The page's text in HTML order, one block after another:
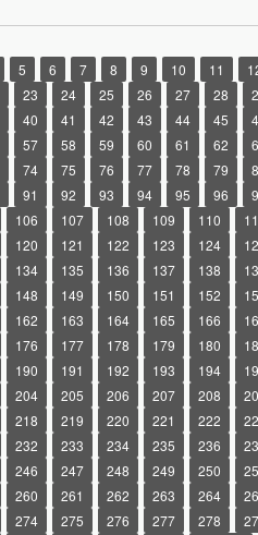
5 6 7 8 9 10 11
23 24 25 26 27 28
40 41 42 43 44 45
57 58 59 60 61 62
74 75 76 77 78 79
91 92 93 94 95 96
106 107 108 109 110
120 121 122 123 124
134 135 136 137 138
148 149 150 151 152
162 163 164 165 166
176 177 178 179 180
190 191 192 193 194
204 205 206 207 208
218 219 220 221 222
232 233 234 235 236
246 247 248 249 250
260 261 262 263 264
274 275 276 277 278